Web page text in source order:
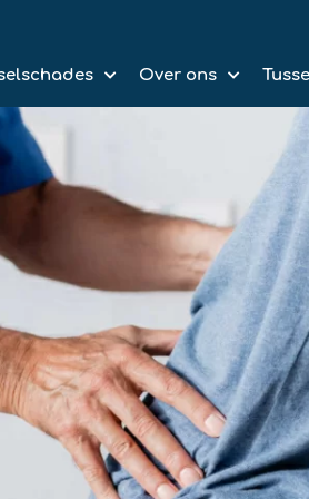
Over ons